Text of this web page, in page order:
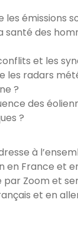
les émissions
santé des
et les
les radars
?
des
?
à
en France et
par Zoom et
et en